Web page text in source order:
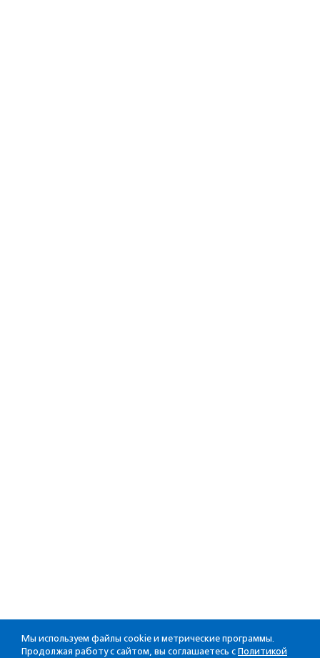
Мы используем файлы cookie и метрические программы.
Продолжая работу с сайтом, вы соглашаетесь с Политикой